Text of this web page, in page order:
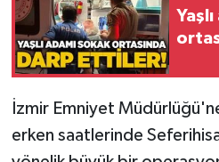
İzmir Emniyet
erken saatlerinde
Gökçebey
GÜNDEM
İş ilanı
Kilimli